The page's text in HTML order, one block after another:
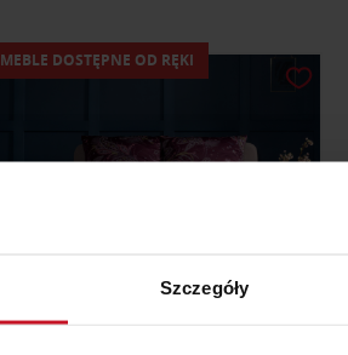
Szczegóły
MEBLE DOSTĘPNE OD RĘKI